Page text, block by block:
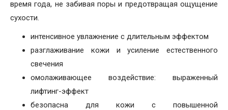
время года, не забивая поры и предотвращая ощущение
сухости.
интенсивное увлажнение с длительным эффектом
разглаживание кожи и усиление естественного
свечения
омолаживающее воздействие: выраженный
лифтинг-эффект
безопасна для кожи с повышенной